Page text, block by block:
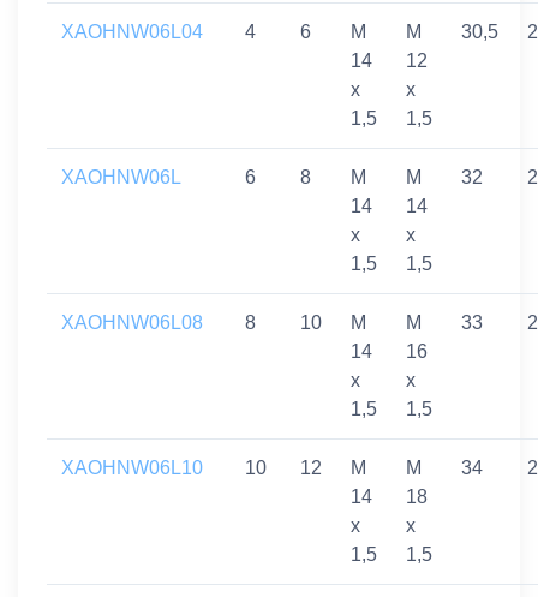
XAOHNW06L04 4 6
M
14
x
1,5
M
12
x
1,5
30,5
XAOHNW06L 6 8
M
14
x
1,5
M
14
x
1,5
32
XAOHNW06L08 8 10
M
14
x
1,5
M
16
x
1,5
33
XAOHNW06L10 10 12
M
14
x
1,5
M
18
x
1,5
34